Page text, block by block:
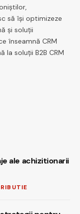
să își optimizeze
și soluții
înseamnă CRM
la soluții B2B CRM
ale achizitionarii